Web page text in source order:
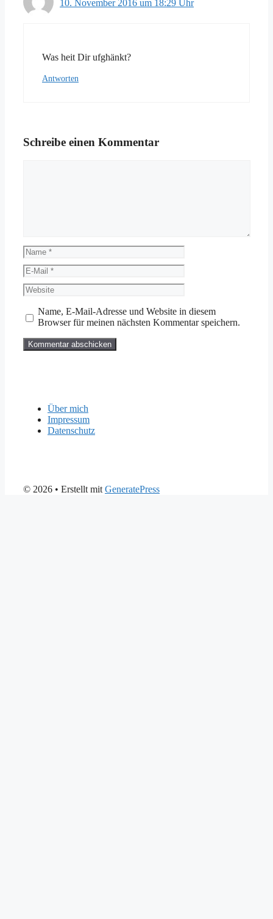
10. November 2016 um 18:29 Uhr
Was heit Dir ufghänkt?
Antworten
Schreibe einen Kommentar
Name
E-
Mail
Website
Name, E-Mail-Adresse und Website in diesem
Browser für meinen nächsten Kommentar speichern.
Über mich
Impressum
Datenschutz
© 2026 • Erstellt mit GeneratePress